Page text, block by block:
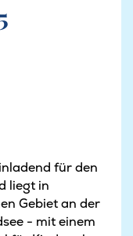
für den
liegt in
Gebiet an der
- mit einem